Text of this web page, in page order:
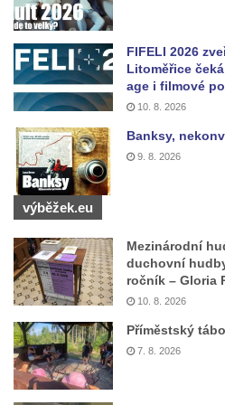
Fontána u podchodu na konci
hlavního nádraží v Ústí nad Labem
Fontána se slunečními hodinami
Lidickém náměstí v Ústí nad
Fontána v atriu magistrátu v Ústí
Labem
Kašna Gänsediebbrunnen v ulici
Gasse v Drážďanech
Mozartova fontána v Blüherově
Kašna před budovou sýpky v
areálu v Liběchově
Kašna u obecního úřadu v
Kašna Hynie na kruhovém
náměstí Svobody v Teplicích
FIFELI 2026
Litoměřice
age i filmové
10. 8. 2026
Banksy,
9. 8. 2026
výběžek.eu
Mezinárodní
duchovní
ročník – Gloria
10. 8. 2026
Příměstský
7. 8. 2026